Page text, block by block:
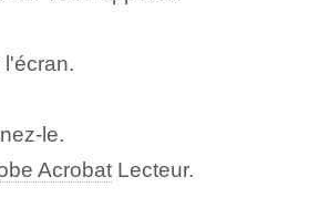
le.
AcrobatLecteur.